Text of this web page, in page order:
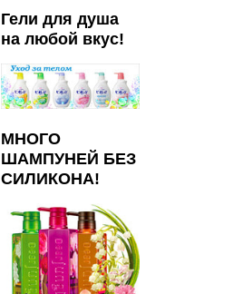
Гели для душа
на любой вкус!
МНОГО
ШАМПУНЕЙ БЕЗ
СИЛИКОНА!